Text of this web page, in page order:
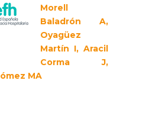
Morell
Baladrón A,
Oyagüez
Martín I, Aracil
Corma J,
MA